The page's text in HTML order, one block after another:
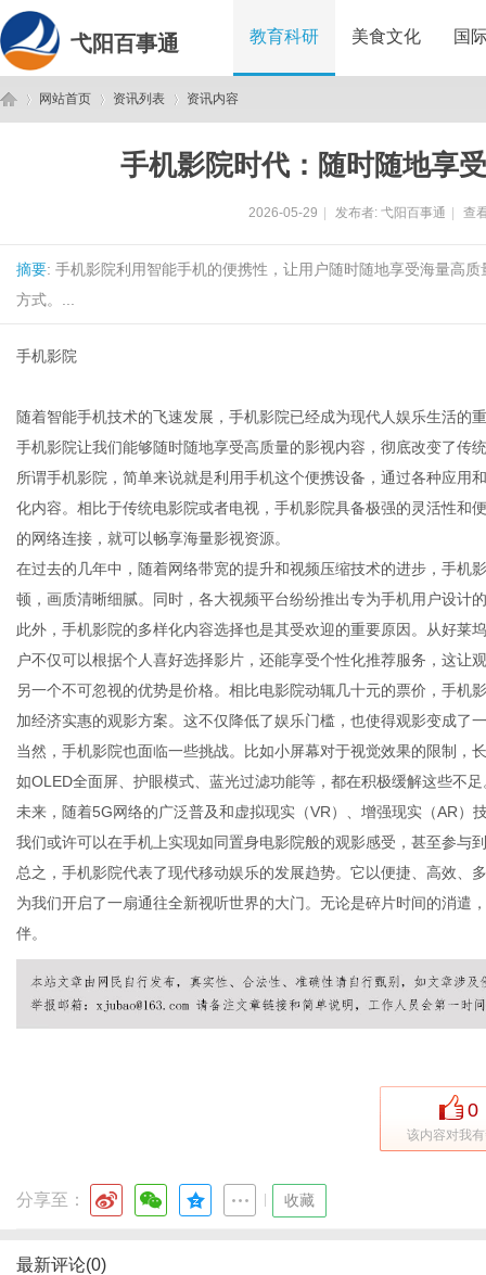
弋阳百事通 教育科研 美食文化 国
网站首页 资讯列表 资讯内容
手机影院时代：随时随地享
2026-05-29 发布者: 弋阳百事通 查
摘要: 手机影院利用智能手机的便携性，让用户随时随地享受海量高
方式。...
手机影院
随着智能手机技术的飞速发展，手机影院已经成为现代人娱乐生活的
手机影院让我们能够随时随地享受高质量的影视内容，彻底改变了传
所谓手机影院，简单来说就是利用手机这个便携设备，通过各种应用
化内容。相比于传统电影院或者电视，手机影院具备极强的灵活性和
的网络连接，就可以畅享海量影视资源。
在过去的几年中，随着网络带宽的提升和视频压缩技术的进步，手机
顿，画质清晰细腻。同时，各大视频平台纷纷推出专为手机用户设计
此外，手机影院的多样化内容选择也是其受欢迎的重要原因。从好莱
户不仅可以根据个人喜好选择影片，还能享受个性化推荐服务，这让
另一个不可忽视的优势是价格。相比电影院动辄几十元的票价，手机
加经济实惠的观影方案。这不仅降低了娱乐门槛，也使得观影变成了
当然，手机影院也面临一些挑战。比如小屏幕对于视觉效果的限制，
如OLED全面屏、护眼模式、蓝光过滤功能等，都在积极缓解这些不足
未来，随着5G网络的广泛普及和虚拟现实（VR）、增强现实（AR
我们或许可以在手机上实现如同置身电影院般的观影感受，甚至参与
总之，手机影院代表了现代移动娱乐的发展趋势。它以便捷、高效、
为我们开启了一扇通往全新视听世界的大门。无论是碎片时间的消遣
伴。
0
该内容对我
分享至： 收藏
最新评论(0)